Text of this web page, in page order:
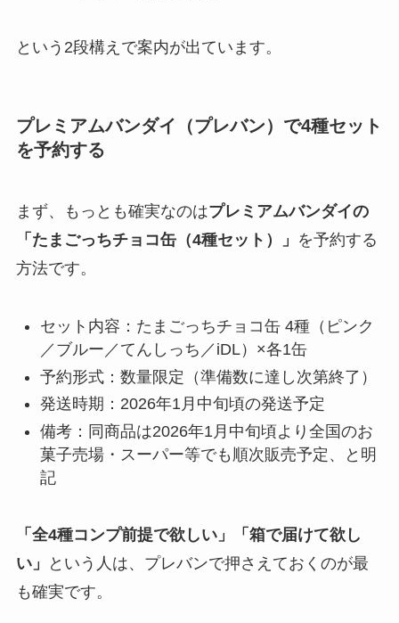
という2段構えで案内が出ています。
プレミアムバンダイ（プレバン）で4種セット
を予約する
まず、もっとも確実なのはプレミアムバンダイの
「たまごっちチョコ缶（4種セット）」 を予約する
方法です。
セット内容：たまごっちチョコ缶 4種（ピンク
／ブルー／てんしっち／iDL）×各1缶
予約形式：数量限定（準備数に達し次第終了）
発送時期：2026年1月中旬頃の発送予定
備考：同商品は2026年1月中旬頃より全国のお
菓子売場・スーパー等でも順次販売予定、と明
記
「全4種コンプ前提で欲しい」「箱で届けて欲し
い」
という人は、プレバンで押さえておくのが最
も確実です。